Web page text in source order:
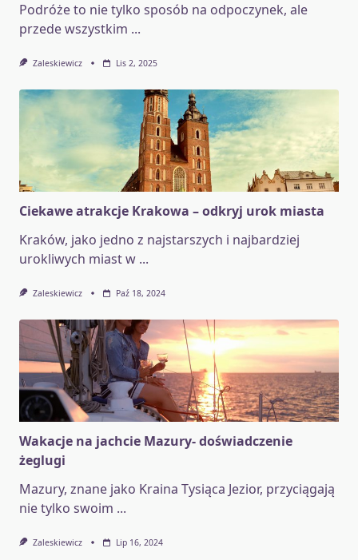
Podróże to nie tylko sposób na odpoczynek, ale
przede wszystkim ...
Zaleskiewicz Lis 2, 2025
Ciekawe atrakcje Krakowa – odkryj urok miasta
Kraków, jako jedno z najstarszych i najbardziej
urokliwych miast w ...
Zaleskiewicz Paź 18, 2024
Wakacje na jachcie Mazury- doświadczenie
żeglugi
Mazury, znane jako Kraina Tysiąca Jezior, przyciągają
nie tylko swoim ...
Zaleskiewicz Lip 16, 2024